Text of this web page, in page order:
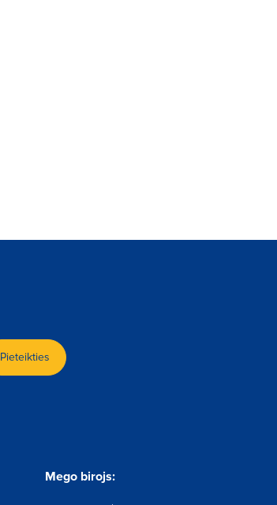
Pieteikties
Mego birojs: